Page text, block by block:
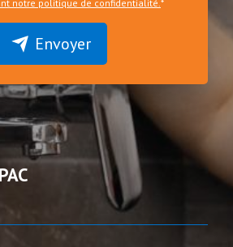
notre politique de confidentialité.*
Envoyer